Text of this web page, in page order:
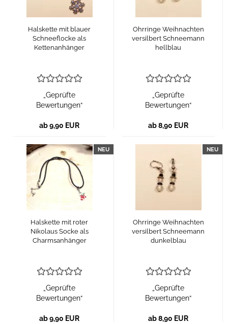
Halskette mit blauer
Schneeflocke als
Kettenanhänger
„Geprüfte
Bewertungen“
ab 9,90 EUR
Ohrringe Weihnachten
versilbert Schneemann
hellblau
„Geprüfte
Bewertungen“
ab 8,90 EUR
NEU
Halskette mit roter
Nikolaus Socke als
Charmsanhänger
„Geprüfte
Bewertungen“
ab 9,90 EUR
NEU
Ohrringe Weihnachten
versilbert Schneemann
dunkelblau
„Geprüfte
Bewertungen“
ab 8,90 EUR